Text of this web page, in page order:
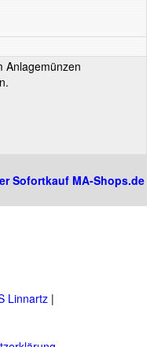
Anlagemünzen
Sofortkauf MA-Shops.de
Linnartz |